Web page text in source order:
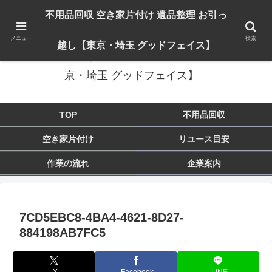
出張対応エリア：埼玉県 入間市 狭山市 飯能市 所沢市 川越市 日高市 鶴ヶ島市
京・埼玉 グッドフェイス】
TOP 不用品回収
空き家片付け リユース目安
作業の流れ 企業案内
7CD5EBC8-4BA4-4621-8D27-
884198AB7FC5
メニュー
不用品回収 空き家片付け 遺品整理 お引っ
越し【東京・埼玉 グッドフェイス】
検索